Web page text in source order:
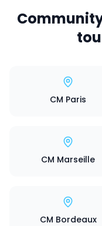
CM Paris
CM Marseille
CM Bordeaux